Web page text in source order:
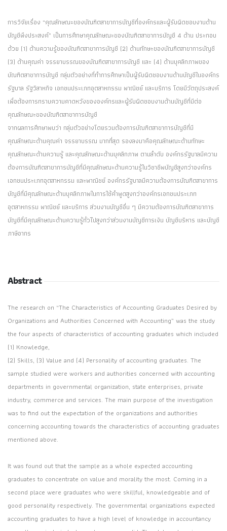
การวิจัยเรื่อง “คุณลักษณะของบัณฑิตสาขาการบัญชีที่องค์กรและผู้รับผิดชอบงานด้าน
บัญชีพึงประสงค์” เป็นการศึกษาคุณลักษณะของบัณฑิตสาขาการบัญชี 4 ด้าน ประกอบ
ด้วย (1) ด้านความรู้ของบัณฑิตสาขาการบัญชี (2) ด้านทักษะของบัณฑิตสาขาการบัญชี
(3) ด้านคุณค่า จรรยาบรรณของบัณฑิตสาขาการบัญชี และ (4) ด้านบุคลิกภาพของ
บัณฑิตสาขาการบัญชี กลุ่มตัวอย่างที่ทำการศึกษาเป็นผู้รับผิดชอบงานด้านบัญชีในองค์กร
รัฐบาล รัฐวิสาหกิจ เอกชนประเภทอุตสาหกรรม พาณิชย์ และบริการ โดยมีวัตถุประสงค์
เพื่อต้องการทราบความคาดหวังขององค์กรและผู้รับผิดชอบงานด้านบัญชีที่มีต่อ
คุณลักษณะของบัณฑิตสาขาการบัญชี
จากผลการศึกษาพบว่า กลุ่มตัวอย่างโดยรวมต้องการบัณฑิตสาขาการบัญชีที่มี
คุณลักษณะด้านคุณค่า จรรยาบรรณ มากที่สุด รองลงมาคือคุณลักษณะด้านทักษะ
คุณลักษณะด้านความรู้ และคุณลักษณะด้านบุคลิกภาพ ตามลำดับ องค์กรรัฐบาลมีความ
ต้องการบัณฑิตสาขาการบัญชีที่มีคุณลักษณะด้านความรู้ในวิชาชีพบัญชีสูงกว่าองค์กร
เอกชนประเภทอุตสาหกรรม และพาณิชย์ องค์กรรัฐบาลมีความต้องการบัณฑิตสาขาการ
บัญชีที่มีคุณลักษณะด้านบุคลิกภาพในการใช้คำพูดสูงกว่าองค์กรเอกชนประเภท
อุตสาหกรรม พาณิชย์ และบริการ ส่วนงานบัญชีอื่น ๆ มีความต้องการบัณฑิตสาขาการ
บัญชีที่มีคุณลักษณะด้านความรู้ทั่วไปสูงกว่าส่วนงานบัญชีการเงิน บัญชีบริหาร และบัญชี
ภาษีอากร
Abstract
The research on “The Characteristics of Accounting Graduates Desired by
Organizations and Authorities Concerned with Accounting” was the study
the four aspects of characteristics of accounting graduates which included
(1) Knowledge,
(2) Skills, (3) Value and (4) Personality of accounting graduates. The
sample studied were workers and authorities concerned with accounting
departments in governmental organization, state enterprises, private
industry, commerce and services. The main purpose of the investigation
was to find out the expectation of the organizations and authorities
concerning accounting towards the characteristics of accounting graduates
mentioned above.
It was found out that the sample as a whole expected accounting
graduates to concentrate on value and morality the most. Coming in a
second place were graduates who were skillful, knowledgeable and of
good personality respectively. The governmental organizations expected
accounting graduates to have a high level of knowledge in accountancy